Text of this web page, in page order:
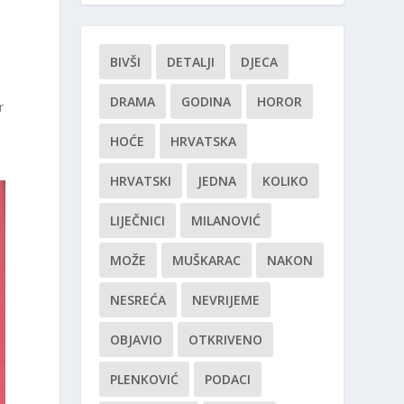
BIVŠI DETALJI DJECA
DRAMA GODINA HOROR
HOĆE HRVATSKA
HRVATSKI JEDNA KOLIKO
LIJEČNICI MILANOVIĆ
MOŽE MUŠKARAC NAKON
NESREĆA NEVRIJEME
OBJAVIO OTKRIVENO
PLENKOVIĆ PODACI